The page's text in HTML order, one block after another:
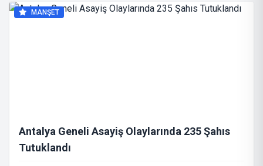
MANŞET
Antalya Geneli Asayiş Olaylarında 235 Şahıs
Tutuklandı